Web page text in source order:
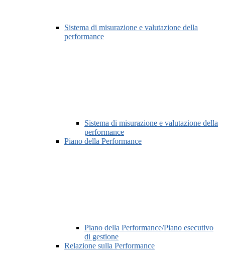
Sistema di misurazione e valutazione della
performance
Sistema di misurazione e valutazione della
performance
Piano della Performance
Piano della Performance/Piano esecutivo
di gestione
Relazione sulla Performance